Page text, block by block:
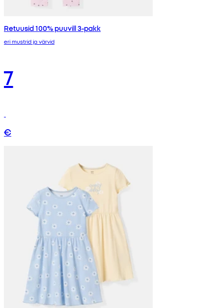
Retuusid 100% puuvill 3-pakk
eri mustrid ja värvid
7
€